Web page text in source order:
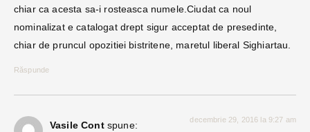
chiar ca acesta sa-i rosteasca numele.Ciudat ca noul
nominalizat e catalogat drept sigur acceptat de presedinte,
chiar de pruncul opozitiei bistritene, maretul liberal Sighiartau.
Răspunde
Vasile Cont spune: decembrie 29, 2016 la 9:27 am